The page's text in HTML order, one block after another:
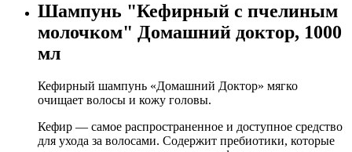
Шампунь "Кефирный с пчелиным
молочком" Домашний доктор, 1000
мл
Кефирный шампунь «Домашний Доктор» мягко
очищает волосы и кожу головы.
Кефир — самое распространенное и доступное средство
для ухода за волосами. Содержит пребиотики, которые